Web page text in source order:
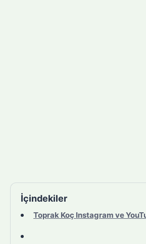
İçindekiler
Toprak Koç Instagram ve